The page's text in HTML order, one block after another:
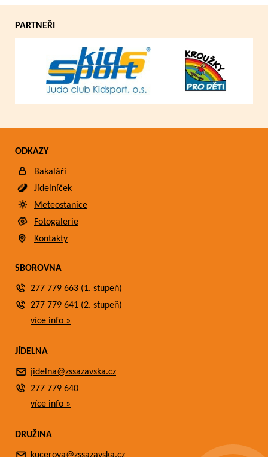
PARTNEŘI
ODKAZY
Bakaláři
Jídelníček
Meteostanice
Fotogalerie
Kontakty
SBOROVNA
277 779 663 (1. stupeň)
277 779 641 (2. stupeň)
více info »
JÍDELNA
jidelna@zssazavska.cz
277 779 640
více info »
DRUŽINA